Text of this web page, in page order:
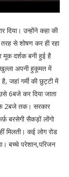
दिया। उन्होंने कहा की
तरह से शोषण कर ही रहा
मूक दर्शक बनी हुई है
खुल्ला अपनी हुकूमत में
जहां गर्मी की छुट्टी में
6बजे कर दिया जाता
के 2बजे तक। सरकार
बरसेगी सैकड़ों लोंगो
मिलती। कई लोग रोड
बच्चे परेशान,परिजन